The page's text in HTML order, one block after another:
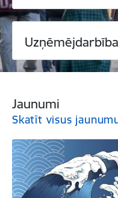
Uzņēmējdarbība
Jaunumi
Skatīt visus